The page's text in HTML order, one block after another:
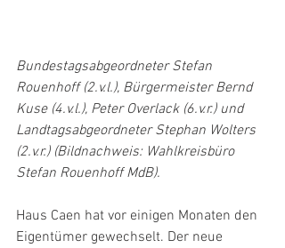
Bundestagsabgeordneter Stefan
Rouenhoff (2.v.l.), Bürgermeister Bernd
Kuse (4.v.l.), Peter Overlack (6.v.r.) und
Landtagsabgeordneter Stephan Wolters
(2.v.r.) (Bildnachweis: Wahlkreisbüro
Stefan Rouenhoff MdB).
Haus Caen hat vor einigen Monaten den
Eigentümer gewechselt. Der neue